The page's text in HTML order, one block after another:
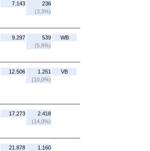
7.143
236
(3,3%)
9.297
539
(5,8%)
WB
12.506
1.251
(10,0%)
VB
17.273
2.418
(14,0%)
21.878
1.160